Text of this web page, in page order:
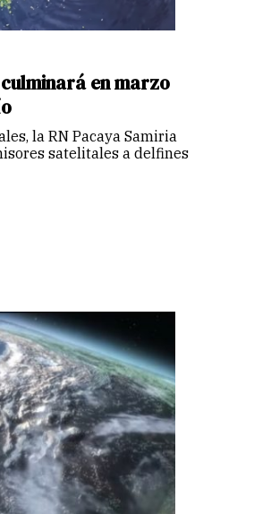
en marzo
la RN Pacaya Samiria
satelitales a delfines